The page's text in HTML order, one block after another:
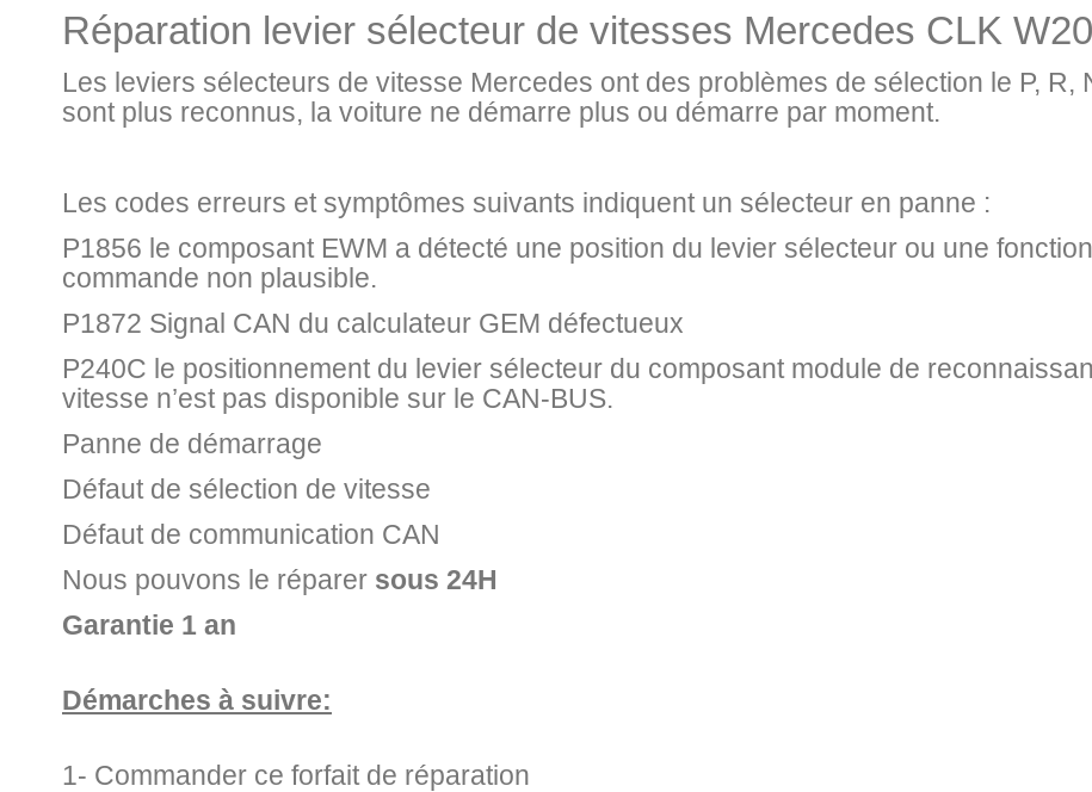
Réparation levier sélecteur de vitesses Mercedes CLK
Les leviers sélecteurs de vitesse Mercedes ont des problèmes de sélection le P, R,
sont plus reconnus, la voiture ne démarre plus ou démarre par moment.
Les codes erreurs et symptômes suivants indiquent un sélecteur en panne :
P1856 le composant EWM a détecté une position du levier sélecteur ou une
commande non plausible.
P1872 Signal CAN du calculateur GEM défectueux
P240C le positionnement du levier sélecteur du composant module de
vitesse n’est pas disponible sur le CAN-BUS.
Panne de démarrage
Défaut de sélection de vitesse
Défaut de communication CAN
Nous pouvons le réparer sous 24H
Garantie 1 an
Démarches à suivre:
1- Commander ce forfait de réparation